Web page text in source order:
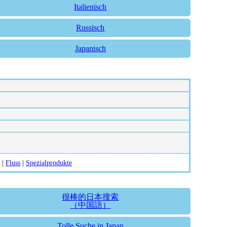
Italienisch
Russisch
Japanisch
| Fluss | Spezialprodukte
很棒的日本搜索
（中国語）